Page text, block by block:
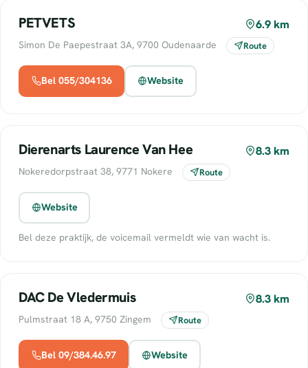
PETVETS 6.9 km
Simon De Paepestraat 3A, 9700 Oudenaarde Route
Bel 055/304136 Website
Dierenarts Laurence Van Hee 8.3 km
Nokeredorpstraat 38, 9771 Nokere Route
Website
Bel deze praktijk, de voicemail vermeldt wie van wacht is.
DAC De Vledermuis 8.3 km
Pulmstraat 18 A, 9750 Zingem Route
Bel 09/384.46.97 Website